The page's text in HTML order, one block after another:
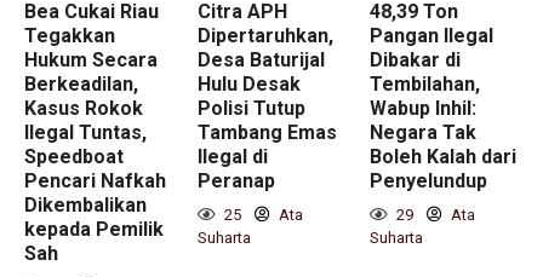
Bea Cukai Riau
Tegakkan
Hukum Secara
Berkeadilan,
Kasus Rokok
Ilegal Tuntas,
Speedboat
Pencari Nafkah
Dikembalikan
kepada Pemilik
Sah
Citra APH
Dipertaruhkan,
Desa Baturijal
Hulu Desak
Polisi Tutup
Tambang Emas
Ilegal di
Peranap
25
Ata
Suharta
48,39 Ton
Pangan Ilegal
Dibakar di
Tembilahan,
Wabup Inhil:
Negara Tak
Boleh Kalah dari
Penyelundup
29
Ata
Suharta